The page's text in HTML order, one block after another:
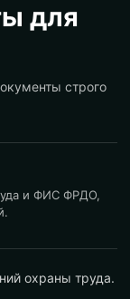
для
строго
и ФИС ФРДО,
охраны труда.